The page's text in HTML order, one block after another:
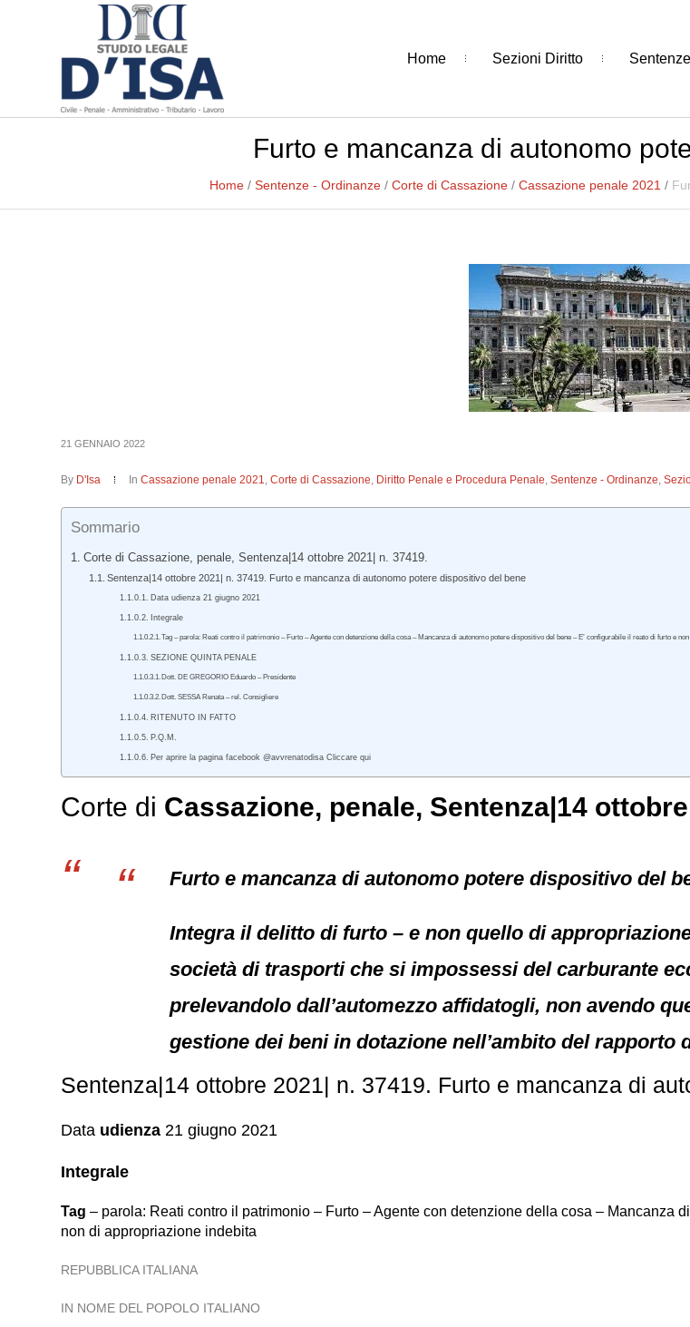
Home Sezioni Diritto
Furto e mancanza di autonomo
Home / Sentenze - Ordinanze / Corte di Cassazione / Cassazione penale 2021 /
21 GENNAIO 2022
By D'Isa InCassazione penale 2021,Corte di Cassazione, Diritto Penale e Procedura Penale,Sentenze - Ordinanze,
Sommario
Corte di Cassazione, penale, Sentenza|14 ottobre 2021| n. 37419.
Sentenza|14 ottobre 2021| n. 37419. Furto e mancanza di autonomo potere dispositivo del bene
Data udienza 21 giugno 2021
Integrale
Tag – parola: Reati contro il patrimonio – Furto – Agente con detenzione della cosa – Mancanza di autonomo potere dispositivo del bene – E’ configurabile il reato di furto e
SEZIONE QUINTA PENALE
Dott. DE GREGORIO Eduardo – Presidente
Dott. SESSA Renata – rel. Consigliere
RITENUTO IN FATTO
P.Q.M.
Per aprire la pagina facebook @avvrenatodisa Cliccare qui
Corte di Cassazione, penale, Sentenza|14
Furto e mancanza di autonomo potere dispositivo del
Integra il delitto di furto – e non quello di
società di trasporti che si impossessi del carburante
prelevandolo dall’automezzo affidatogli, non avendo
gestione dei beni in dotazione nell’ambito del rapporto
Sentenza|14 ottobre 2021| n. 37419. Furto e mancanza di
Data udienza 21 giugno 2021
Integrale
Tag – parola: Reati contro il patrimonio – Furto – Agente con detenzione della cosa – Mancanza
non di appropriazione indebita
REPUBBLICA ITALIANA
IN NOME DEL POPOLO ITALIANO